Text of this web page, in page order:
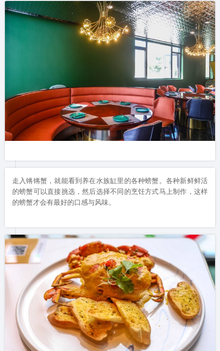
走入锵锵蟹，就能看到养在水族缸里的各种螃蟹。各种新鲜鲜活
的螃蟹可以直接挑选，然后选择不同的烹饪方式马上制作，这样
的螃蟹才会有最好的口感与风味。